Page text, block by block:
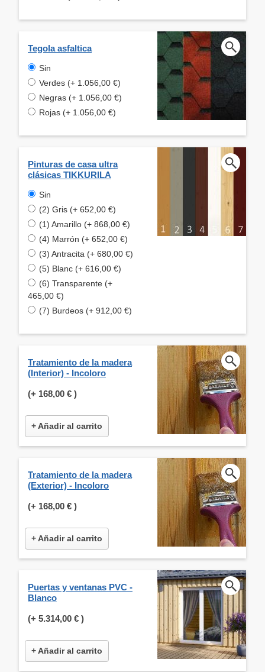
Tegola asfaltica
Sin
Verdes (+ 1.056,00 €)
Negras (+ 1.056,00 €)
Rojas (+ 1.056,00 €)
Pinturas de casa ultra
clásicas TIKKURILA
Sin
(2) Gris (+ 652,00 €)
(1) Amarillo (+ 868,00 €)
(4) Marrón (+ 652,00 €)
(3) Antracita (+ 680,00 €)
(5) Blanc (+ 616,00 €)
(6) Transparente (+
465,00 €)
(7) Burdeos (+ 912,00 €)
Tratamiento de la madera
(Interior) - Incoloro
(+ 168,00 € )
+ Añadir al carrito
Tratamiento de la madera
(Exterior) - Incoloro
(+ 168,00 € )
+ Añadir al carrito
Puertas y ventanas PVC -
Blanco
(+ 5.314,00 € )
+ Añadir al carrito